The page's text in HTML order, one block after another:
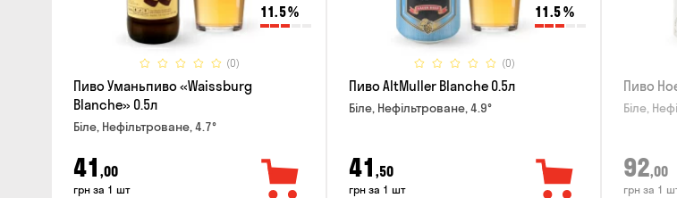
11.5%
(0)
Пиво Уманьпиво «Waissburg
Blanche» 0.5л
Біле, Нефільтроване, 4.7°
41 ,00
грн за 1 шт
11.5%
(0)
Пиво AltMuller Blanche 0.5л
Біле, Нефільтроване, 4.9°
41 ,50
грн за 1 шт
Пиво
Біле,
92,00
грн за 1